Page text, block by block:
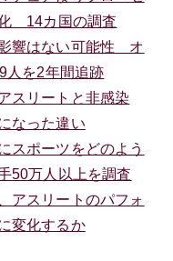
14カ国の調査
響はない可能性 オ
人を2年間追跡
スリートと非感染
なった違い
スポーツをどのよう
50万人以上を調査
アスリートのパフォ
変化するか